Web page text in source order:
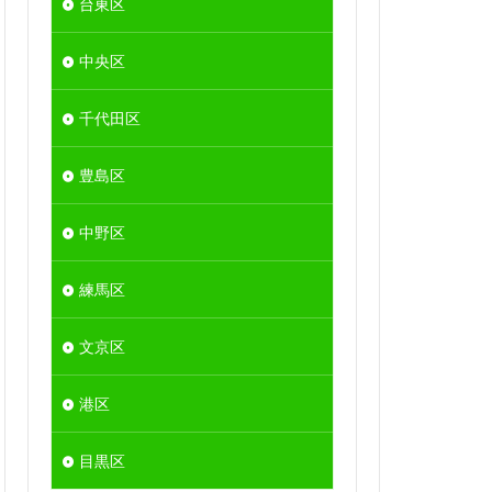
中央区
千代田区
豊島区
中野区
練馬区
文京区
港区
目黒区